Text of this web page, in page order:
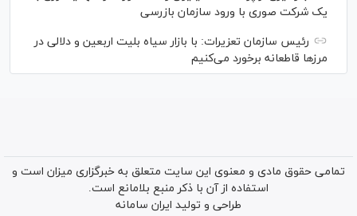
یک شرکت صوری با ورود سازمان بازرسی
رئیس سازمان تعزیرات: با بازار سیاه بلیت اربعین و دلالی در
مرز‌ها قاطعانه برخورد می‌کنیم
تمامی حقوق مادی و معنوی این سایت متعلق به خبرگزاری میزان است و
استفاده از آن با ذکر منبع بلامانع است.
طراحی و تولید ایران سامانه